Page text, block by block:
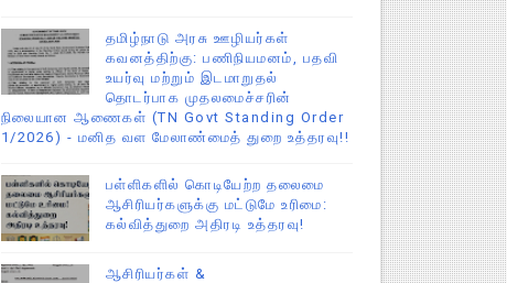
தமிழ்நாடு அரசு ஊழியர்கள்
கவனத்திற்கு: பணிநியமனம், பதவி
உயர்வு மற்றும் இடமாறுதல்
தொடர்பாக முதலமைச்சரின்
நிலையான ஆணைகள் (TN Govt Standing Order
1/2026) - மனித வள மேலாண்மைத் துறை உத்தரவு!!
பள்ளிகளில் கொடியேற்ற தலைமை
ஆசிரியர்களுக்கு மட்டுமே உரிமை:
கல்வித்துறை அதிரடி உத்தரவு!
ஆசிரியர்கள் &